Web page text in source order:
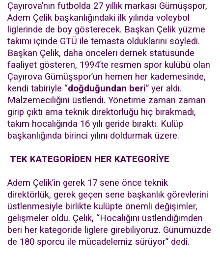
Çayırova’nın futbolda 27 yıllık markası Gümüşspor,
Adem Çelik başkanlığındaki ilk yılında voleybol
liglerinde de boy gösterecek. Başkan Çelik yüzme
takımı içinde GTÜ ile temasta olduklarını söyledi.
Başkan Çelik, daha önceleri dernek statüsünde
faaliyet gösteren, 1994’te resmen spor kulübü olan
Çayırova Gümüşspor’un hemen her kademesinde,
kendi tabiriyle “doğduğundan beri” yer aldı.
Malzemeciliğini üstlendi. Yönetime zaman zaman
girip çıktı ama teknik direktörlüğü hiç bırakmadı,
takım hocalığında 16 yılı geride bıraktı. Kulüp
başkanlığında birinci yılını doldurmak üzere.
TEK KATEGORİDEN HER KATEGORİYE
Adem Çelik’in gerek 17 sene önce teknik
direktörlük, gerek geçen sene başkanlık görevlerini
üstlenmesiyle birlikte kulüpte önemli değişimler,
gelişmeler oldu. Çelik, “Hocalığını üstlendiğimden
beri her kategoride liglere girebiliyoruz. Günümüzde
de 180 sporcu ile mücadelemiz sürüyor” dedi.